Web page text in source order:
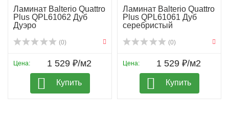
Ламинат Balterio Quattro
Plus QPL61062 Дуб
Дуэро
(0)
Цена: 1 529 ₽/м2
Купить
Ламинат Balterio Quattro
Plus QPL61061 Дуб
серебристый
(0)
Цена: 1 529 ₽/м2
Купить